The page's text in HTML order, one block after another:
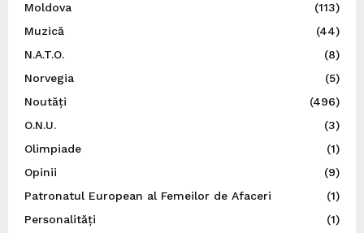
Moldova
(113)
Muzică
(44)
N.A.T.O.
(8)
Norvegia
(5)
Noutăți
(496)
O.N.U.
(3)
Olimpiade
(1)
Opinii
(9)
Patronatul European al Femeilor de Afaceri
(1)
Personalități
(1)